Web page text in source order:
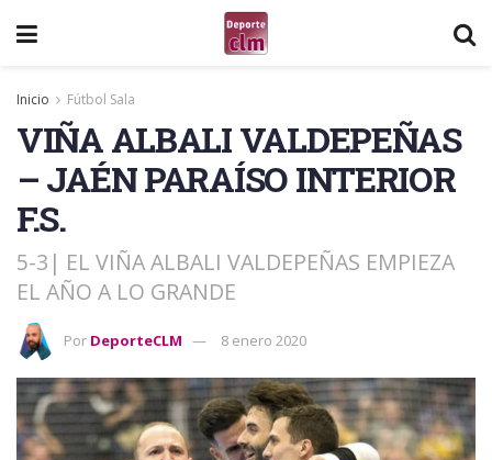
Inicio Fútbol Sala
VIÑA ALBALI VALDEPEÑAS
– JAÉN PARAÍSO INTERIOR
F.S.
5-3| EL VIÑA ALBALI VALDEPEÑAS EMPIEZA
EL AÑO A LO GRANDE
Por DeporteCLM 8 enero 2020